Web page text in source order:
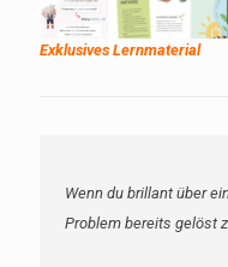
Exklusives Lernmaterial
Wenn du brillant über
Problem bereits gelöst